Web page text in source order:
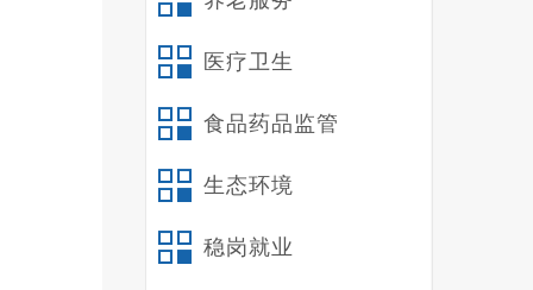
医疗卫生
食品药品监管
生态环境
稳岗就业